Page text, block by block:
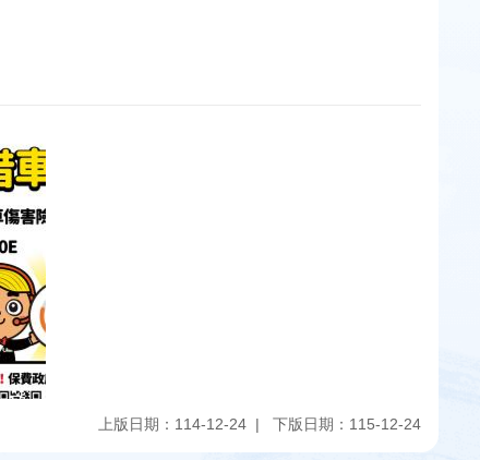
上版日期：114-12-24 下版日期：115-12-24